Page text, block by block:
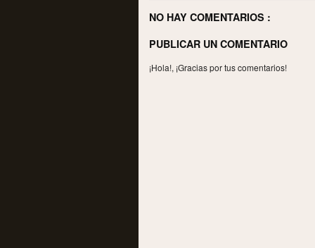
NO HAY COMENTARIOS :
PUBLICAR UN COMENTARIO
¡Hola!, ¡Gracias por tus comentarios!